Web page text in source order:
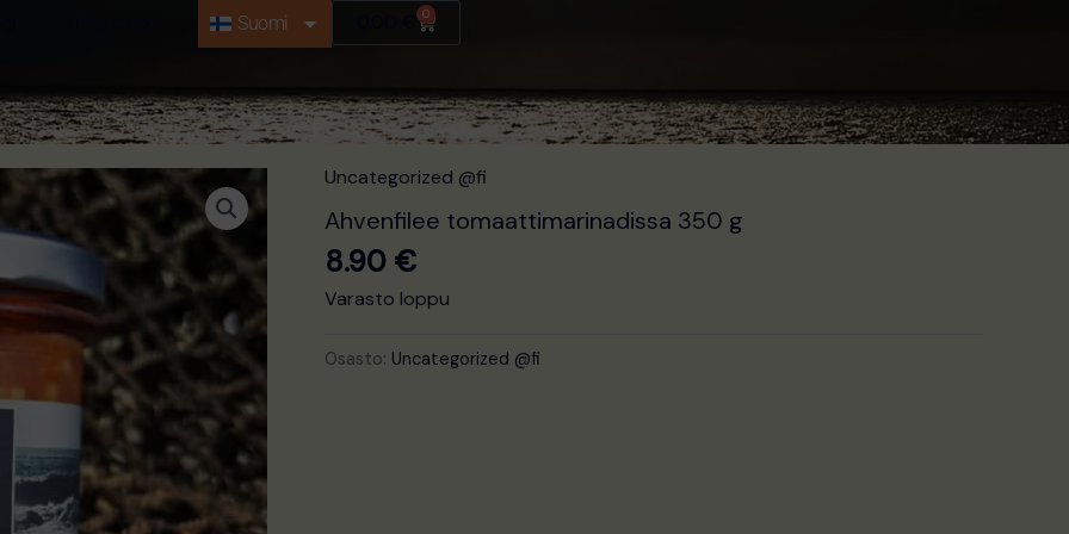
0
Ostoskori
Suomi
Uncategorized @fi
Ahvenfilee tomaattimarinadissa 350 g
8.90 €
Varasto loppu
Osasto: Uncategorized @fi